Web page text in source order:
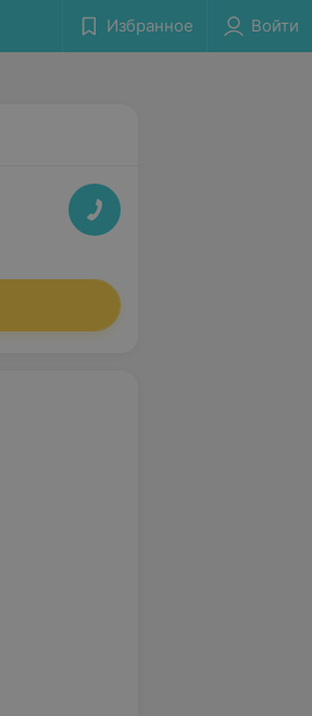
Избранное Войти